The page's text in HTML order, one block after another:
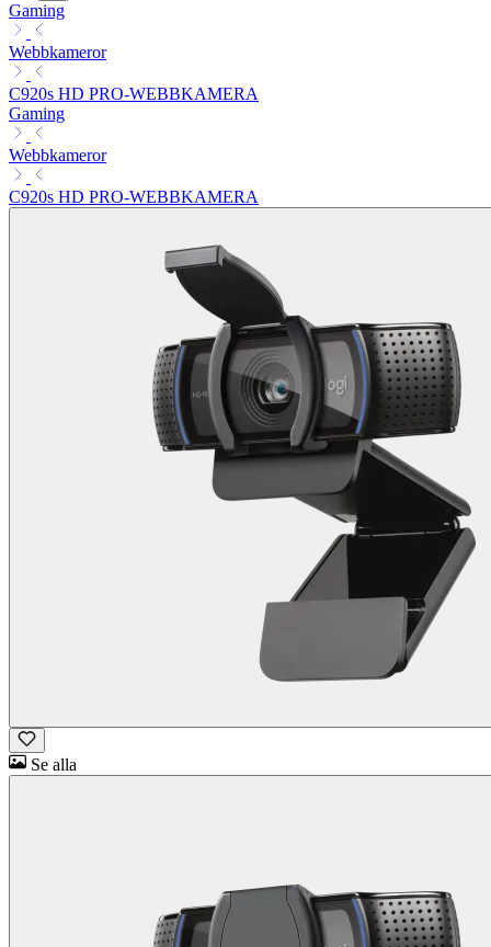
Gaming
Webbkameror
C920s HD PRO-WEBBKAMERA
Gaming
Webbkameror
C920s HD PRO-WEBBKAMERA
Se alla